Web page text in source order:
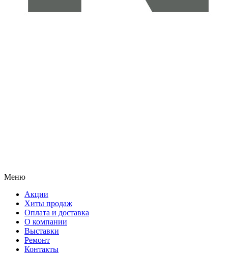
Меню
Акции
Хиты продаж
Оплата и доставка
О компании
Выставки
Ремонт
Контакты